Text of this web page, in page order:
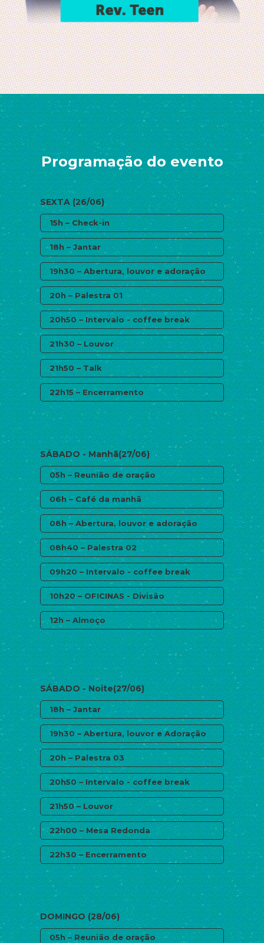
Programação do evento
SEXTA (26/06)
15h – Check-in
18h – Jantar
19h30 – Abertura, louvor e adoração
20h – Palestra 01
20h50 – Intervalo - coffee break
21h30 – Louvor
21h50 – Talk
22h15 – Encerramento
SÁBADO - Manhã(27/06)
05h – Reunião de oração
06h – Café da manhã
08h – Abertura, louvor e adoração
08h40 – Palestra 02
09h20 – Intervalo - coffee break
10h20 – OFICINAS - Divisão
12h – Almoço
SÁBADO - Noite(27/06)
18h – Jantar
19h30 – Abertura, louvor e Adoração
20h – Palestra 03
20h50 – Intervalo - coffee break
21h50 – Louvor
22h00 – Mesa Redonda
22h30 – Encerramento
DOMINGO (28/06)
05h – Reunião de oração